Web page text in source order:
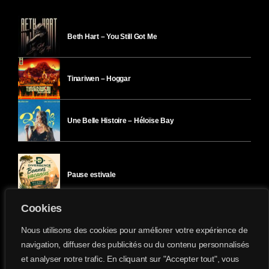
Cookies
Nous utilisons des cookies pour améliorer votre expérience de
navigation, diffuser des publicités ou du contenu personnalisés
et analyser notre trafic. En cliquant sur "Accepter tout", vous
Beth Hart – You Still Got Me
Tinariwen – Hoggar
Une Belle Histoire – Héloïse Bay
Pause estivale
Ici l’Ombre – mardi 28 juillet